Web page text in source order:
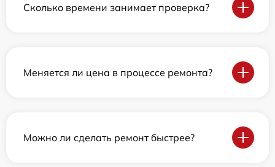
Сколько времени занимает проверка?
Меняется ли цена в процессе ремонта?
Можно ли сделать ремонт быстрее?